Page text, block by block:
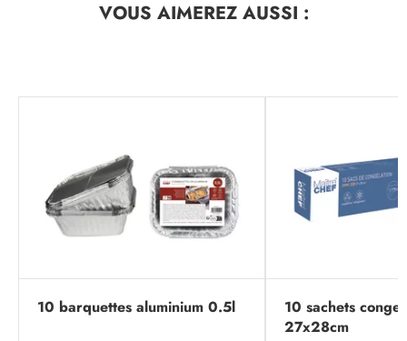
VOUS AIMEREZAUSSI :
10 barquettes aluminium 0.5l
10 sachets
27x28cm